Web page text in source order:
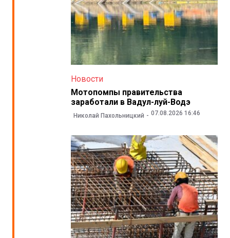
Новости
Мотопомпы правительства
заработали в Вадул-луй-Водэ
Николай Пахольницкий 07.08.2026 16:46